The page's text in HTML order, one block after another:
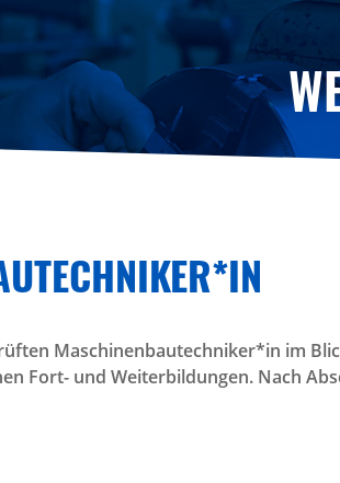
Maschinenbautechniker*in im
Fort- und Weiterbildungen. Nach